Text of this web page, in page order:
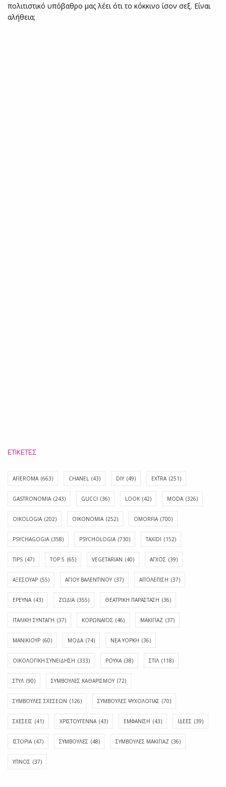
πολιτιστικό υπόβαθρο μας λέει ότι το κόκκινο ίσον σεξ. Είναι
αλήθεια;
ΕΤΙΚΈΤΕΣ
AFIEROMA (663) CHANEL (43) DIY (49) EXTRA (251)
GASTRONOMIA (243) GUCCI (36) LOOK (42) MODA (326)
OIKOLOGIA (202) OIKONOMIA (252) OMORFIA (700)
PSYCHAGOGIA (358) PSYCHOLOGIA (730) TAXIDI (152)
TIPS (47) TOP 5 (65) VEGETARIAN (40) ΑΓΧΟΣ (39)
ΑΞΕΣΟΥΑΡ (55) ΑΓΊΟΥ ΒΑΛΕΝΤΊΝΟΥ (37) ΑΠΟΛΈΠΙΣΗ (37)
ΕΡΕΥΝΑ (43) ΖΩΔΙΑ (355) ΘΕΑΤΡΙΚΗ ΠΑΡΑΣΤΑΣΗ (36)
ΙΤΑΛΙΚΗ ΣΥΝΤΑΓΗ (37) ΚΟΡΩΝΑΪΟΣ (46) ΜΑΚΙΓΙΑΖ (37)
ΜΑΝΙΚΙΟΥΡ (60) ΜΟΔΑ (74) ΝΕΑ ΥΟΡΚΗ (36)
ΟΙΚΟΛΟΓΙΚΗ ΣΥΝΕΙΔΗΣΗ (333) ΡΟΥΧΑ (38) ΣΤΙΛ (118)
ΣΤΥΛ (90) ΣΥΜΒΟΥΛΕΣ ΚΑΘΑΡΙΣΜΟΥ (72)
ΣΥΜΒΟΥΛΕΣ ΣΧΕΣΕΩΝ (126) ΣΥΜΒΟΥΛΕΣ ΨΥΧΟΛΟΓΙΑΣ (70)
ΣΧΕΣΕΙΣ (41) ΧΡΙΣΤΟΥΓΕΝΝΑ (43) ΕΜΦΆΝΙΣΗ (43) ΙΔΈΕΣ (39)
ΙΣΤΟΡΊΑ (47) ΣΥΜΒΟΥΛΈΣ (48) ΣΥΜΒΟΥΛΈΣ ΜΑΚΙΓΙΆΖ (36)
ΎΠΝΟΣ (37)